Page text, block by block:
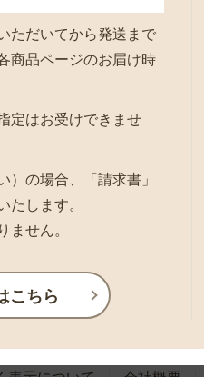
ただいてから発送まで
商品ページのお届け時
定はお受けできませ
）の場合、「請求書」
たします。
ません。
こちら